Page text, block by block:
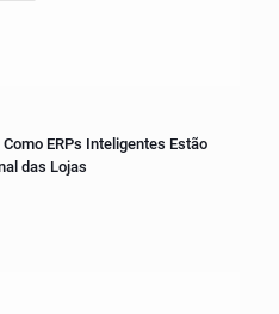
ERPs Inteligentes Estão
das Lojas